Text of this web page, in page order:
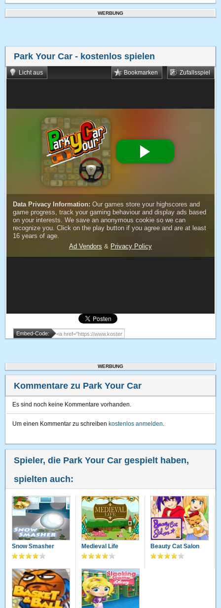
WERBUNG
Park Your Car - kostenlos spielen
Licht aus Zufallsspiel
Bookmarken
Embed-Code:
WERBUNG
Kommentare zu Park Your Car
Es sind noch keine Kommentare vorhanden.
Um einen Kommentar zu schreiben kostenlos anmelden.
Spieler, die Park Your Car gespielt haben,
spielten auch:
Snow Smasher Medieval Life Beauty Cat Salon